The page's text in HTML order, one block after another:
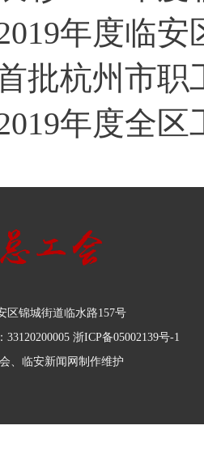
年度临
杭州市职工高
年度全区工
区锦城街道临水路157号
浙ICP备05002139号-1
、临安新闻网制作维护